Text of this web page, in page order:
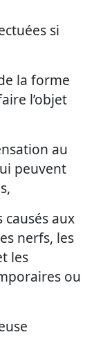
si
la forme
l’objet
au
peuvent
causés aux
nerfs, les
les
ou